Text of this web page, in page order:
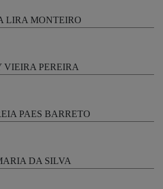
LIRA MONTEIRO
VIEIRA PEREIRA
PAES BARRETO
DA SILVA